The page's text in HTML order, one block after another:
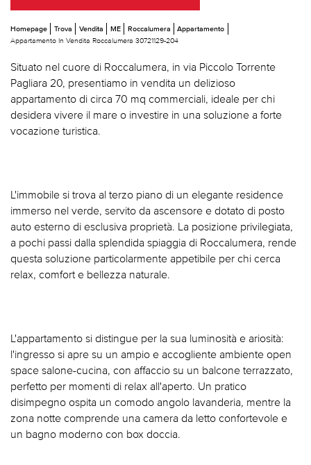
Homepage Trova Vendita ME Roccalumera
Appartamento
Appartamento In Vendita Roccalumera 30721129-204
Situato nel cuore di Roccalumera, in via Piccolo Torrente
Pagliara 20, presentiamo in vendita un delizioso
appartamento di circa 70 mq commerciali, ideale per chi
desidera vivere il mare o investire in una soluzione a forte
vocazione turistica.
L'immobile si trova al terzo piano di un elegante residence
immerso nel verde, servito da ascensore e dotato di posto
auto esterno di esclusiva proprietà. La posizione privilegiata,
a pochi passi dalla splendida spiaggia di Roccalumera, rende
questa soluzione particolarmente appetibile per chi cerca
relax, comfort e bellezza naturale.
L'appartamento si distingue per la sua luminosità e ariosità:
l'ingresso si apre su un ampio e accogliente ambiente open
space salone-cucina, con affaccio su un balcone terrazzato,
perfetto per momenti di relax all'aperto. Un pratico
disimpegno ospita un comodo angolo lavanderia, mentre la
zona notte comprende una camera da letto confortevole e
un bagno moderno con box doccia.